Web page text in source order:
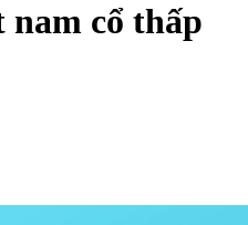
nam cổ thấp